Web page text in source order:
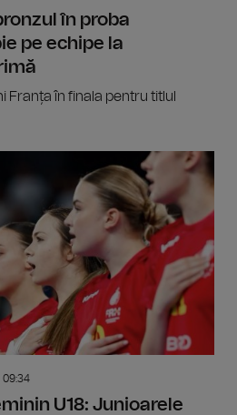
în proba
pe echipe la
Franța în finala pentru titlul
09:34
U18: Junioarele